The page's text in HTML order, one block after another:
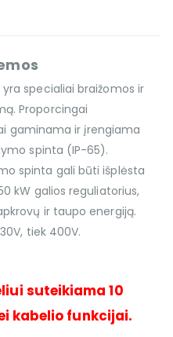
specialiai braižomos ir
Proporcingai
gaminama ir įrengiama
spinta (IP-65).
spinta gali būti išplėsta
kW galios reguliatorius,
ir taupo energiją.
tiek 400V.
suteikiama 10
kabelio funkcijai.